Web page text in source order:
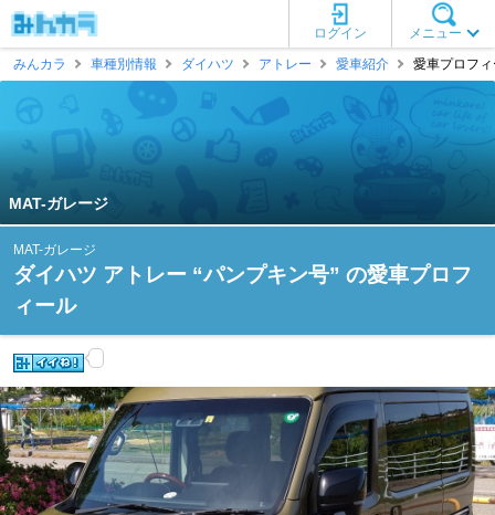
メニュー
ログイン
みんカラ
車種別情報 ダイハツ アトレー 愛車紹介 愛車プロフ
MAT-ガレージ
MAT-ガレージ
ダイハツ アトレー “パンプキン号” の愛車プロフ
ィール